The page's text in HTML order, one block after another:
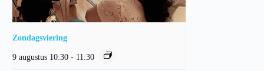
Zondagsviering
9 augustus 10:30 - 11:30